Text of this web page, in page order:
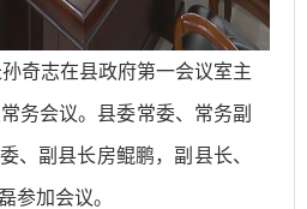
奇志在县政府第一会议室主
务会议。县委常委、常务副
、副县长房鲲鹏，副县长、
参加会议。